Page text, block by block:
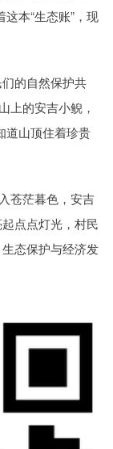
本“生态账”，现
的自然保护共
上的安吉小鲵，
道山顶住着珍贵
苍茫暮色，安吉
点点灯光，村民
态保护与经济发